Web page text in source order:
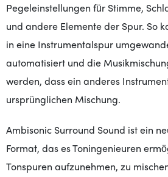
Pegeleinstellungen für Stimme,
und andere Elemente der Spur. So
in eine Instrumentalspur
automatisiert und die
werden, dass ein anderes
ursprünglichen Mischung.
Ambisonic Surround Sound ist ein
Format, das es Toningenieuren
Tonspuren aufzunehmen, zu